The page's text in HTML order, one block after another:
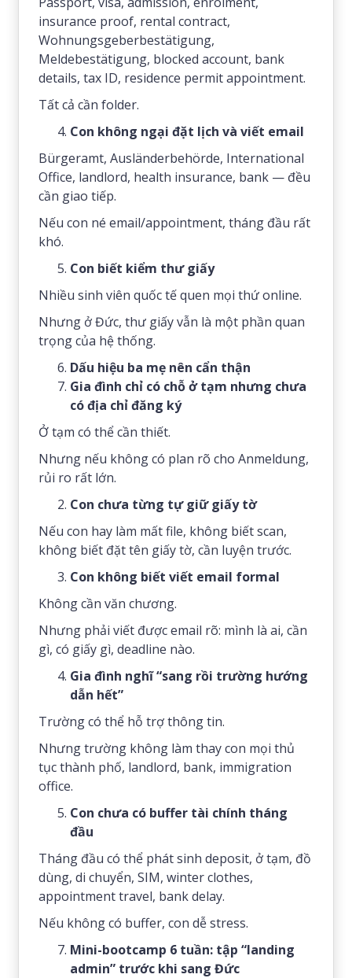
insurance proof, rental contract,
Wohnungsgeberbestätigung,
Meldebestätigung, blocked account, bank
details, tax ID, residence permit appointment.
Tất cả cần folder.
Con không ngại đặt lịch và viết email
Bürgeramt, Ausländerbehörde, International
Office, landlord, health insurance, bank — đều
cần giao tiếp.
Nếu con né email/appointment, tháng đầu rất
khó.
Con biết kiểm thư giấy
Nhiều sinh viên quốc tế quen mọi thứ online.
Nhưng ở Đức, thư giấy vẫn là một phần quan
trọng của hệ thống.
Dấu hiệu ba mẹ nên cẩn thận
Gia đình chỉ có chỗ ở tạm nhưng chưa
có địa chỉ đăng ký
Ở tạm có thể cần thiết.
Nhưng nếu không có plan rõ cho Anmeldung,
rủi ro rất lớn.
Con chưa từng tự giữ giấy tờ
Nếu con hay làm mất file, không biết scan,
không biết đặt tên giấy tờ, cần luyện trước.
Con không biết viết email formal
Không cần văn chương.
Nhưng phải viết được email rõ: mình là ai, cần
gì, có giấy gì, deadline nào.
Gia đình nghĩ “sang rồi trường hướng
dẫn hết”
Trường có thể hỗ trợ thông tin.
Nhưng trường không làm thay con mọi thủ
tục thành phố, landlord, bank, immigration
office.
Con chưa có buffer tài chính tháng
đầu
Tháng đầu có thể phát sinh deposit, ở tạm, đồ
dùng, di chuyển, SIM, winter clothes,
appointment travel, bank delay.
Nếu không có buffer, con dễ stress.
Mini-bootcamp 6 tuần: tập “landing
admin” trước khi sang Đức